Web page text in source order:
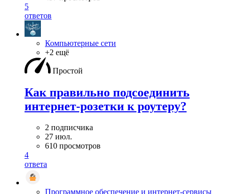
5
ответов
Компьютерные сети
+2 ещё
Простой
Как правильно подсоединить
интернет-розетки к роутеру?
2 подписчика
27 июл.
610 просмотров
4
ответа
Программное обеспечение и интернет-сервисы